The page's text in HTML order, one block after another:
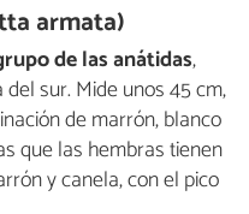
armata)
de las anátidas,
sur. Mide unos 45 cm,
de marrón, blanco
que las hembras tienen
y canela, con el pico